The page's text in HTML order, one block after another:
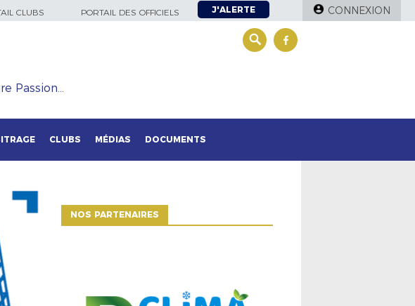
CLUBS PORTAIL DES OFFICIELS J'ALERTE CONNEXION
Passion…
CLUBS MÉDIAS DOCUMENTS
NOS PARTENAIRES